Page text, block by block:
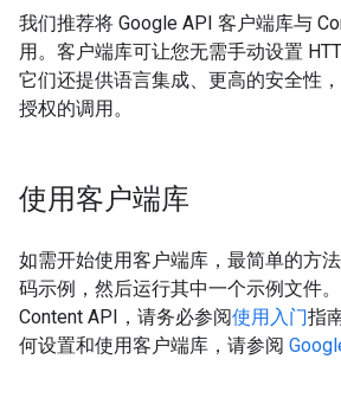
我们推荐将 Google API 客户端库与
用。客户端库可让您无需手动设置
它们还提供语言集成、更高的安全性
授权的调用。
使用客户端库
如需开始使用客户端库，最简单的方
码示例，然后运行其中一个示例文件
Content API，请务必参阅使用入门指
何设置和使用客户端库，请参阅